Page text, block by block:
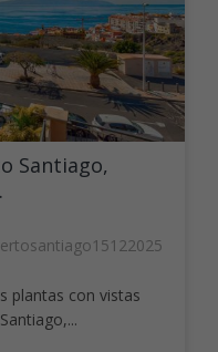
Santiago,
plantas con vistas